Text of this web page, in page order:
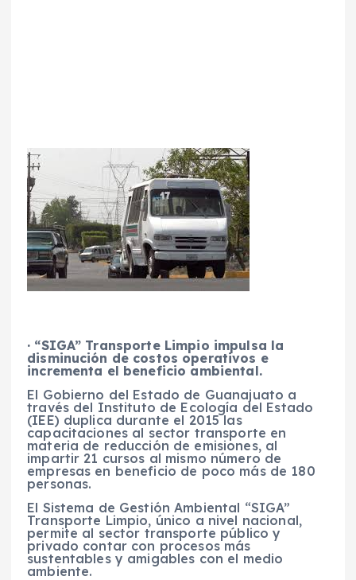
· “SIGA” Transporte Limpio impulsa la
disminución de costos operativos e
incrementa el beneficio ambiental.
El Gobierno del Estado de Guanajuato a
través del Instituto de Ecología del Estado
(IEE) duplica durante el 2015 las
capacitaciones al sector transporte en
materia de reducción de emisiones, al
impartir 21 cursos al mismo número de
empresas en beneficio de poco más de 180
personas.
El Sistema de Gestión Ambiental “SIGA”
Transporte Limpio, único a nivel nacional,
permite al sector transporte público y
privado contar con procesos más
sustentables y amigables con el medio
ambiente.